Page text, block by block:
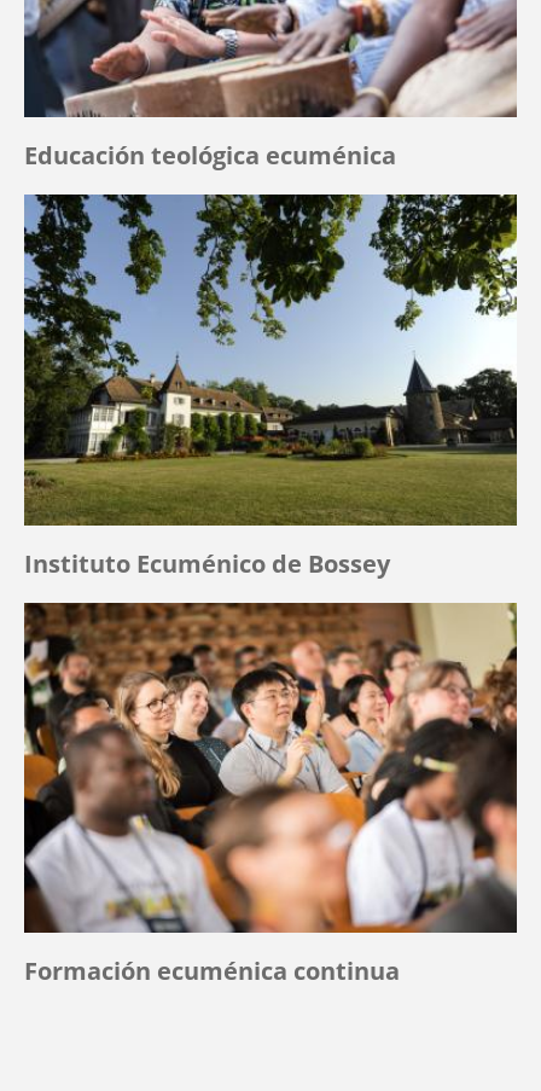
Educación teológica ecuménica
Instituto Ecuménico de Bossey
Formación ecuménica continua